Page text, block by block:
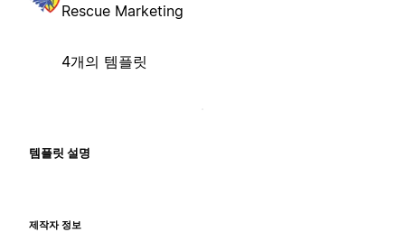
Rescue Marketing
4개의 템플릿
템플릿 설명
제작자 정보